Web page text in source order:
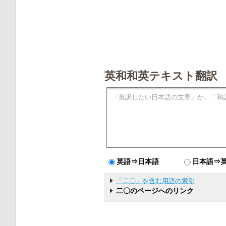
英和和英テキスト翻訳
英語⇒日本語 日本語⇒
「二〇」を含む用語の索引
二〇のページへのリンク